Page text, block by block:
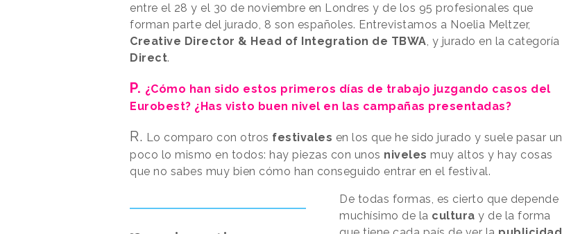
entre el 28 y el 30 de noviembre en Londres y de los 95 profesionales que
forman parte del jurado, 8 son españoles. Entrevistamos a Noelia Meltzer,
Creative Director & Head of Integration de TBWA , y jurado en la categoría
Direct.
P. ¿Cómo han sido estos primeros días de trabajo juzgando casos del
Eurobest? ¿Has visto buen nivel en las campañas presentadas?
R. Lo comparo con otros festivales en los que he sido jurado y suele pasar un
poco lo mismo en todos: hay piezas con unos niveles muy altos y hay cosas
que no sabes muy bien cómo han conseguido entrar en el festival.
De todas formas, es cierto que depende
muchísimo de la cultura y de la forma